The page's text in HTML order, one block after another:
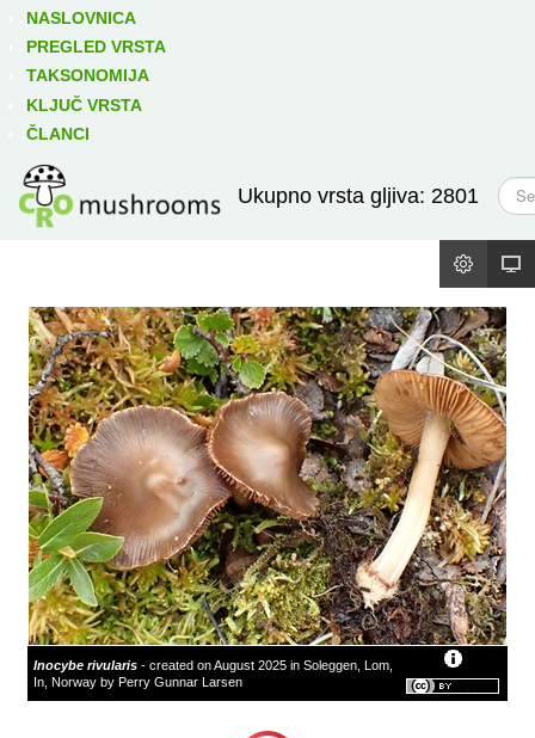
NASLOVNICA
PREGLED VRSTA
TAKSONOMIJA
KLJUČ VRSTA
ČLANCI
Ukupno vrsta gljiva: 2801
T
r
ž
Inocybe rivularis - created on August 2025 in Soleggen, Lom,
In, Norway by Perry Gunnar Larsen
Izravno podređene niže takse: